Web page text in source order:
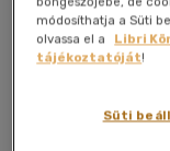
módosíthatja a Süti
olvassa el a
Libri
tájékoztatóját!
Süti